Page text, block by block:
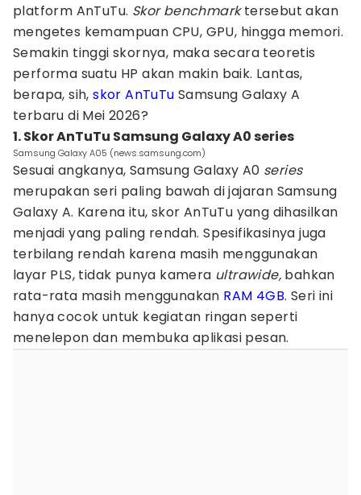
platform AnTuTu. Skor benchmarktersebut akan
mengetes kemampuan CPU, GPU, hingga memori.
Semakin tinggi skornya, maka secara teoretis
performa suatu HP akan makin baik. Lantas,
berapa, sih,skor AnTuTu Samsung Galaxy A
terbaru di Mei 2026?
1. Skor AnTuTu Samsung Galaxy A0 series
Samsung Galaxy A05 (news.samsung.com)
Sesuai angkanya, Samsung Galaxy A0 series
merupakan seri paling bawah di jajaran Samsung
Galaxy A. Karena itu, skor AnTuTu yang dihasilkan
menjadi yang paling rendah. Spesifikasinya juga
terbilang rendah karena masih menggunakan
layar PLS, tidak punya kamera ultrawide, bahkan
rata-rata masih menggunakan RAM 4GB. Seri ini
hanya cocok untuk kegiatan ringan seperti
menelepon dan membuka aplikasi pesan.